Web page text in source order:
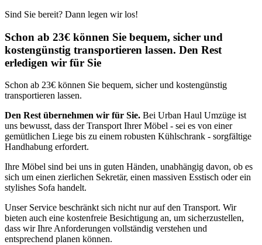
Sind Sie bereit? Dann legen wir los!
Schon ab 23€ können Sie bequem, sicher und
kostengünstig transportieren lassen. Den Rest
erledigen wir für Sie
Schon ab 23€ können Sie bequem, sicher und kostengünstig
transportieren lassen.
Den Rest übernehmen wir für Sie. Bei Urban Haul Umzüge ist
uns bewusst, dass der Transport Ihrer Möbel - sei es von einer
gemütlichen Liege bis zu einem robusten Kühlschrank - sorgfältige
Handhabung erfordert.
Ihre Möbel sind bei uns in guten Händen, unabhängig davon, ob es
sich um einen zierlichen Sekretär, einen massiven Esstisch oder ein
stylishes Sofa handelt.
Unser Service beschränkt sich nicht nur auf den Transport. Wir
bieten auch eine kostenfreie Besichtigung an, um sicherzustellen,
dass wir Ihre Anforderungen vollständig verstehen und
entsprechend planen können.